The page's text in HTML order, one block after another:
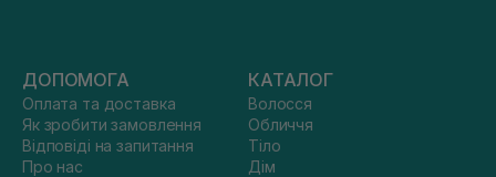
ДОПОМОГА
Оплата та доставка
Як зробити замовлення
Відповіді на запитання
Про нас
КАТАЛОГ
Волосся
Обличчя
Тіло
Дім